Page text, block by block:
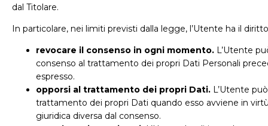
dal Titolare.
In particolare, nei limiti previsti dalla legge, l’Utente ha il
revocare il consenso in ogni momento. L’Utente
consenso al trattamento dei propri Dati Personali
espresso.
opporsi al trattamento dei propri Dati. L’Utente
trattamento dei propri Dati quando esso avviene in
giuridica diversa dal consenso.